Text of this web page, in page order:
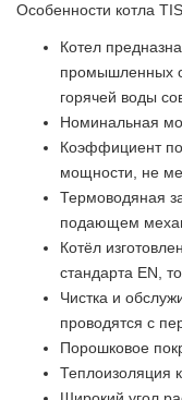
Особенности котла
Котел
промышленных
горячей воды
Номинальная
Коэффициент
мощности, не
Термоводяная
подающем
Котёл
стандарта EN,
Чистка и
проводятся с
Порошковое
Теплоизоляция